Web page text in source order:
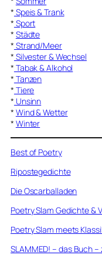
* Speis & Trank
* Sport
* Städte
* Strand/Meer
* Silvester & Wechsel
* Tabak & Alkohol
* Tanzen
* Tiere
* Unsinn
* Wind & Wetter
* Winter
Best of Poetry
Ripostegedichte
Die Oscarballaden
Poetry Slam Gedichte &
Poetry Slam meets
SLAMMED! – das Buch